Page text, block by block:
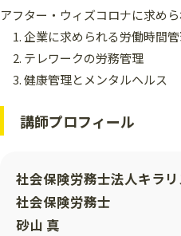
アフター・ウィズコロナに求め
企業に求められる労働時間
テレワークの労務管理
健康管理とメンタルヘルス
講師プロフィール
社会保険労務士法人キラリ
社会保険労務士
砂山 真